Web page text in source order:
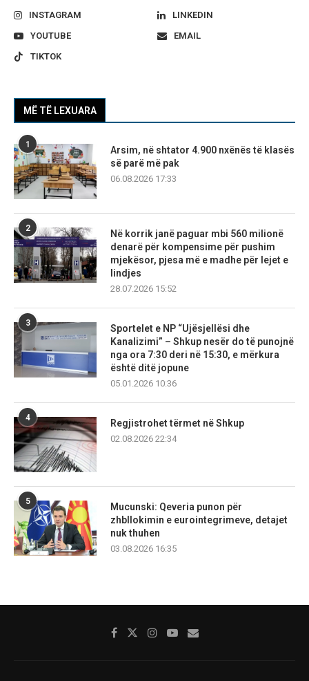
INSTAGRAM
LINKEDIN
YOUTUBE
EMAIL
TIKTOK
MË TË LEXUARA
1
Arsim, në shtator 4.900 nxënës të klasës
së parë më pak
06.08.2026 17:33
2
Në korrik janë paguar mbi 560 milionë
denarë për kompensime për pushim
mjekësor, pjesa më e madhe për lejet e
lindjes
28.07.2026 15:52
3
Sportelet e NP “Ujësjellësi dhe
Kanalizimi” – Shkup nesër do të punojnë
nga ora 7:30 deri në 15:30, e mërkura
është ditë jopune
05.01.2026 10:36
4
Regjistrohet tërmet në Shkup
02.08.2026 22:34
5
Mucunski: Qeveria punon për
zhbllokimin e eurointegrimeve, detajet
nuk thuhen
03.08.2026 16:35